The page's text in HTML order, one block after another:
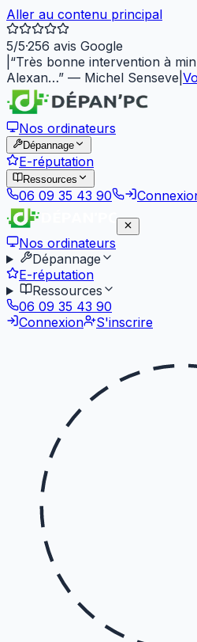
Aller au contenu principal
5/5·256 avis Google
“Très bonne intervention à
Alexan…” — Michel Senseve
Nos ordinateurs
Dépannage
E-réputation
Ressources
06 09 35 43 90
Nos ordinateurs
Dépannage
E-réputation
Ressources
06 09 35 43 90
Connexion
S'inscrire